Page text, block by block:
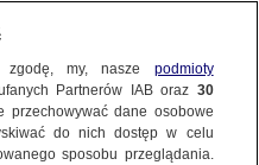
Centrum
zgodę, my, nasze podmioty
Partnerów IAB oraz 30
przechowywać dane osobowe
do nich dostęp w celu
sposobu przeglądania.